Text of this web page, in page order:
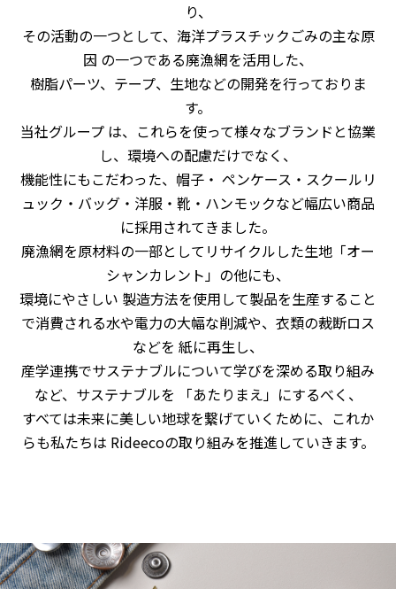
り、
その活動の一つとして、海洋プラスチックごみの主な原
因 の一つである廃漁網を活用した、
樹脂パーツ、テープ、生地などの開発を行っておりま
す。
当社グループ は、これらを使って様々なブランドと協業
し、環境への配慮だけでなく、
機能性にもこだわった、帽子・ ペンケース・スクールリ
ュック・バッグ・洋服・靴・ハンモックなど幅広い商品
に採用されてきました。
廃漁網を原材料の一部としてリサイクルした生地「オー
シャンカレント」の他にも、
環境にやさしい 製造方法を使用して製品を生産すること
で消費される水や電力の大幅な削減や、衣類の裁断ロス
などを 紙に再生し、
産学連携でサステナブルについて学びを深める取り組み
など、サステナブルを 「あたりまえ」にするべく、
すべては未来に美しい地球を繋げていくために、これか
らも私たちは Rideecoの取り組みを推進していきます。